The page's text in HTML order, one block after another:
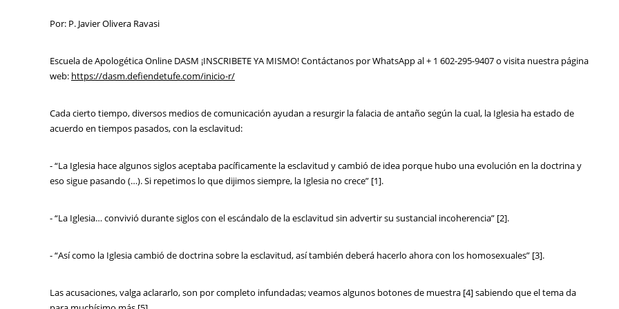
Por: P. Javier Olivera Ravasi
Escuela de Apologética Online DASM ¡INSCRIBETE YA MISMO! Contáctanos por WhatsApp al + 1 602-295-9407 o visita nuestra página
web: https://dasm.defiendetufe.com/inicio-r/
Cada cierto tiempo, diversos medios de comunicación ayudan a resurgir la falacia de antaño según la cual, la Iglesia ha estado de
acuerdo en tiempos pasados, con la esclavitud:
- “La Iglesia hace algunos siglos aceptaba pacíficamente la esclavitud y cambió de idea porque hubo una evolución en la doctrina y
eso sigue pasando (…). Si repetimos lo que dijimos siempre, la Iglesia no crece” [1].
- “La Iglesia… convivió durante siglos con el escándalo de la esclavitud sin advertir su sustancial incoherencia” [2].
- “Así como la Iglesia cambió de doctrina sobre la esclavitud, así también deberá hacerlo ahora con los homosexuales” [3].
Las acusaciones, valga aclararlo, son por completo infundadas; veamos algunos botones de muestra [4] sabiendo que el tema da